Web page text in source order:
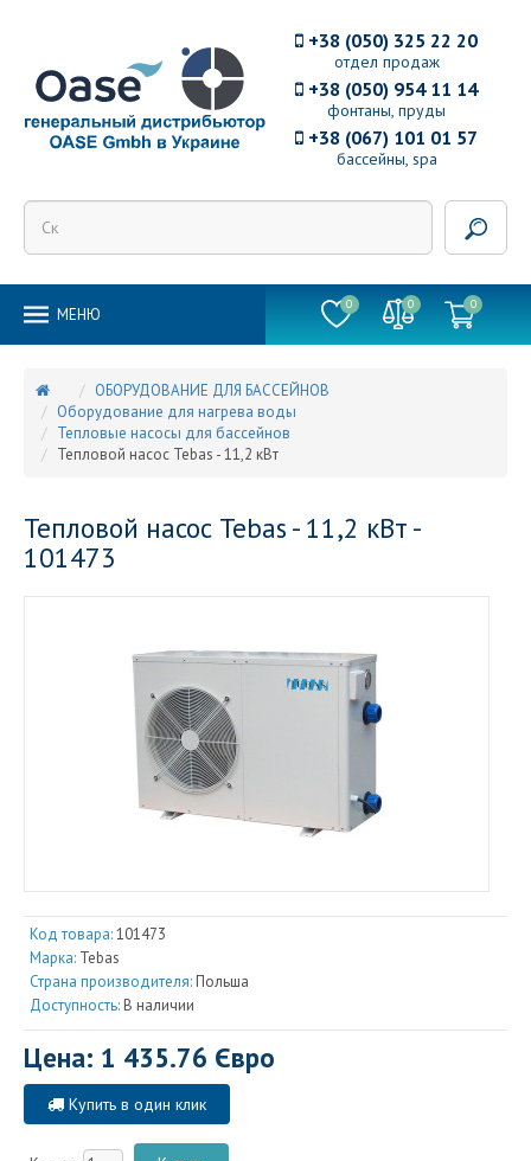
отдел продаж
+38 (050) 325 22 20
фонтаны, пруды
+38 (050) 954 11 14
бассейны, spa
+38 (067) 101 01 57
MEНЮ
0 0 0
ОБОРУДОВАНИЕ ДЛЯ БАССЕЙНОВ
Оборудование для нагрева воды
Тепловые насосы для бассейнов
Тепловой насос Tebas - 11,2 кВт
Тепловой насос Tebas - 11,2 кВт -
101473
Код товара:101473
Марка: Tebas
Страна производителя: Польша
Доступность: В наличии
Цена: 1 435.76 Євро
Купить в один клик